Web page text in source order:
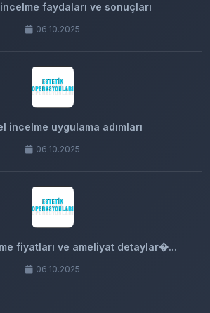
faydaları ve sonuçları
06.10.2025
incelme uygulama adımları
06.10.2025
fiyatları ve ameliyat detaylar�...
06.10.2025